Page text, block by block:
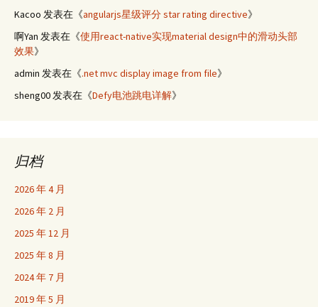
Kacoo 发表在《angularjs星级评分 star rating directive》
啊Yan 发表在《使用react-native实现material design中的滑动头部
效果》
admin 发表在《.net mvc display image from file》
sheng00发表在《Defy电池跳电详解》
归档
2026 年 4 月
2026 年 2 月
2025 年 12 月
2025 年 8 月
2024 年 7 月
2019 年 5 月